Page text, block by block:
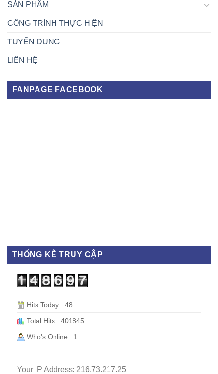
SẢN PHẨM
CÔNG TRÌNH THỰC HIỆN
TUYỂN DỤNG
LIÊN HỆ
FANPAGE FACEBOOK
THỐNG KÊ TRUY CẬP
Hits Today : 48
Total Hits : 401845
Who's Online : 1
Your IP Address: 216.73.217.25